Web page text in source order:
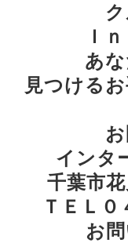
Ｉ
あ
見つける
インタ
千葉市
ＴＥＬ
お